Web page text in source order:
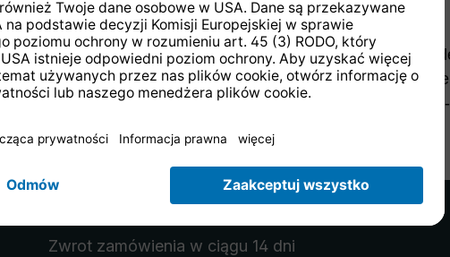
HD wieder korrekt zu empfangen.
Sollten Sie weiterhin Probleme mit
haben, wenden Sie sich bitte an
unsere Service Hotline, die Sie Mo.
Zwrot zamówienia w ciągu 14 dni